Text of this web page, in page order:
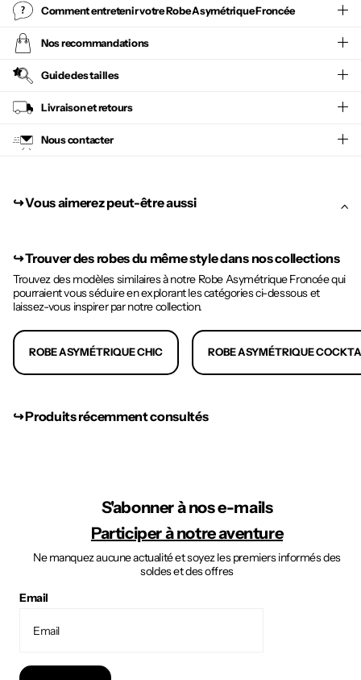
Comment entretenir votreRobe Asymétrique Froncée
Nos recommandations
Guide des tailles
Livraison et retours
Nous contacter
↪︎ Vous aimerez peut-être aussi
↪︎Trouver des robes du même style dans nos collections
Trouvez des modèles similaires à notre Robe Asymétrique Froncée qui
pourraient vous séduire en explorant les catégories ci-dessous et
laissez-vous inspirer par notre collection.
ROBE ASYMÉTRIQUE CHIC ROBE ASYMÉTRIQUE
↪︎ Produits récemment consultés
S'abonner à nos e-mails
Participer à notre aventure
Ne manquez aucune actualité et soyez les premiers informés des
soldes et des offres
Email